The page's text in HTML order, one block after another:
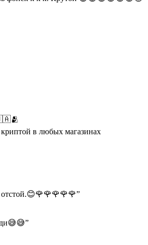
в любых магазинах
”
”